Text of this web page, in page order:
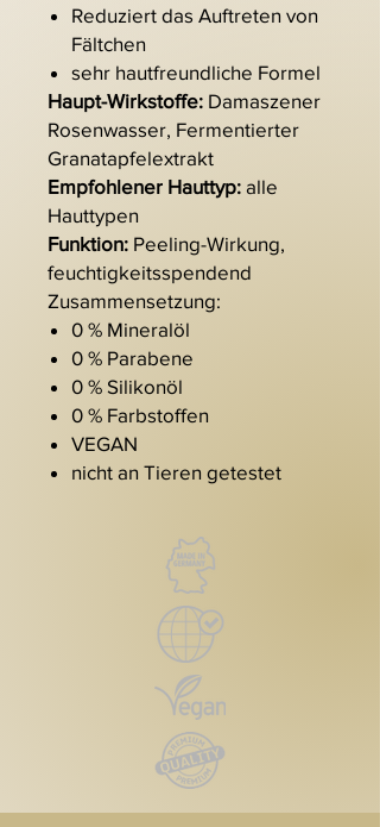
Reduziert das Auftreten von
Fältchen
sehr hautfreundliche Formel
Haupt-Wirkstoffe: Damaszener
Rosenwasser, Fermentierter
Granatapfelextrakt
Empfohlener Hauttyp: alle
Hauttypen
Funktion: Peeling-Wirkung,
feuchtigkeitsspendend
Zusammensetzung:
0 % Mineralöl
0 % Parabene
0 % Silikonöl
0 % Farbstoffen
VEGAN
nicht an Tieren getestet